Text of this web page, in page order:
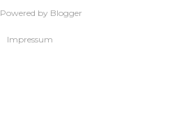
Powered by Blogger
Impressum